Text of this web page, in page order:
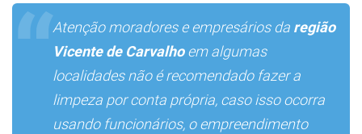
Atenção moradores e empresários da região
Vicente de Carvalhoem algumas
localidades não é recomendado fazer a
limpeza por conta própria, caso isso ocorra
usando funcionários, o empreendimento